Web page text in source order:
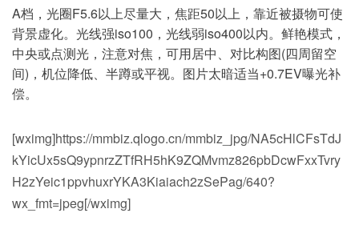
A档，光圈F5.6以上尽量大，焦距50以上，靠近被摄物可使
背景虚化。光线强iso100，光线弱iso400以内。鲜艳模式，
中央或点测光，注意对焦，可用居中、对比构图(四周留空
间)，机位降低、半蹲或平视。图片太暗适当+0.7EV曝光补
偿。
[wximg]https://mmbiz.qlogo.cn/mmbiz_jpg/NA5cHlCFsTdJ
kYicUx5sQ9ypnrzZTfRH5hK9ZQMvmz826pbDcwFxxTvry
H2zYeic1ppvhuxrYKA3Kiaiach2zSePag/640?
wx_fmt=jpeg[/wximg]